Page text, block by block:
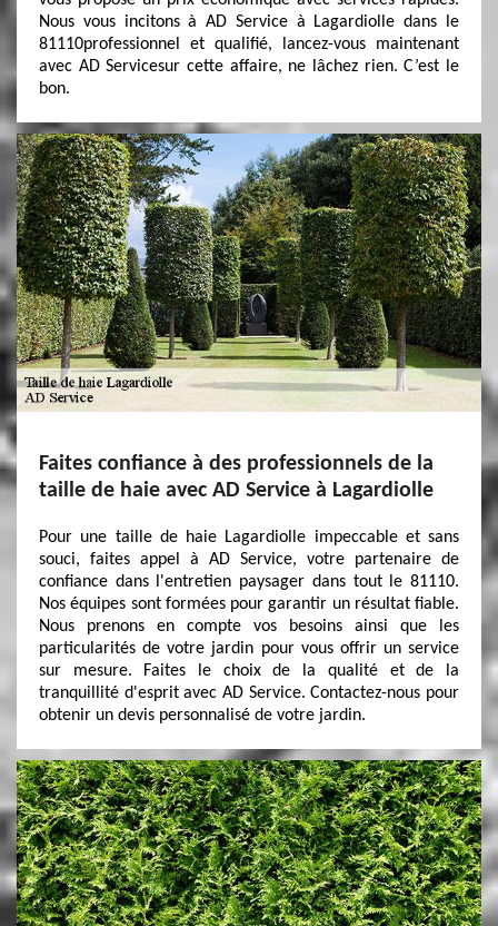
Nous vous incitons à AD Service à Lagardiolle dans le
81110professionnel et qualifié, lancez-vous maintenant
avec AD Servicesur cette affaire, ne lâchez rien. C’est le
bon.
Faites confiance à des professionnels de la
taille de haie avec AD Service à Lagardiolle
Pour une taille de haie Lagardiolle impeccable et sans
souci, faites appel à AD Service, votre partenaire de
confiance dans l'entretien paysager dans tout le 81110.
Nos équipes sont formées pour garantir un résultat fiable.
Nous prenons en compte vos besoins ainsi que les
particularités de votre jardin pour vous offrir un service
sur mesure. Faites le choix de la qualité et de la
tranquillité d'esprit avec AD Service. Contactez-nous pour
obtenir un devis personnalisé de votre jardin.